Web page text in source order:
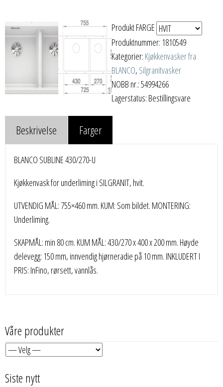
Produkt FARGE
Produktnummer: 1810549
Kategorier: Kjøkkenvasker fra
BLANCO, Silgranitvasker
NOBB nr.: 54994266
Lagerstatus: Bestillingsvare
Beskrivelse Farger
BLANCO SUBLINE 430/270-U
Kjøkkenvask for underliming i SILGRANIT, hvit.
UTVENDIG MÅL: 755×460 mm. KUM: Som bildet. MONTERING:
Underliming.
SKAPMÅL: min 80 cm. KUM MÅL: 430/270 x 400 x 200 mm. Høyde
delevegg: 150 mm, innvendig hjørneradie på 10 mm. INKLUDERT I
PRIS: InFino, rørsett, vannlås.
Våre produkter
Siste nytt